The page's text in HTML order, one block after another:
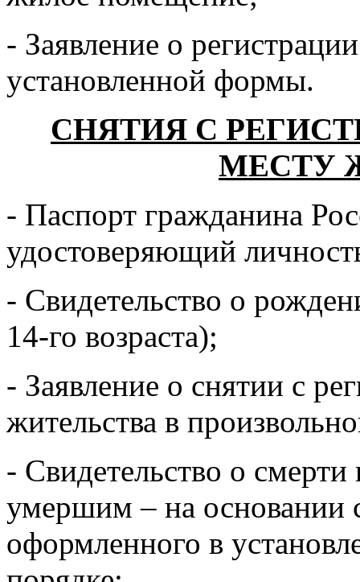
- Заявление о
установленной формы.
СНЯТИЯ С
МЕСТУ
- Паспорт гражданина
удостоверяющий
- Свидетельство о
14-го возраста);
- Заявление о снятии с
жительства в
- Свидетельство о
умершим – на основании
оформленного в